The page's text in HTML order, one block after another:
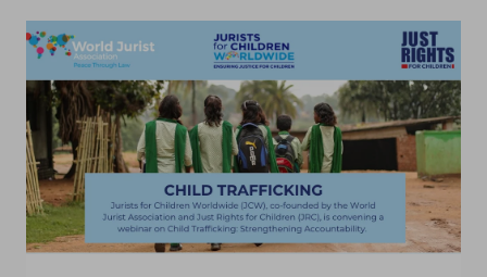
tramitación de los procedimientos como en
la organización de los órganos […]